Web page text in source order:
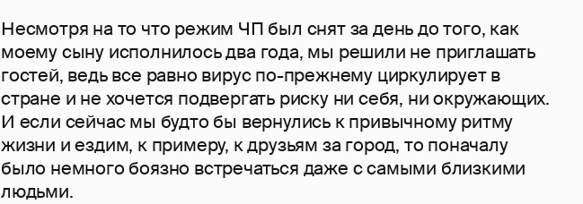
Несмотря на то что режим ЧП был снят за день до того, как
моему сыну исполнилось два года, мы решили не приглашать
гостей, ведь все равно вирус по-прежнему циркулирует в
стране и не хочется подвергать риску ни себя, ни окружающих.
И если сейчас мы будто бы вернулись к привычному ритму
жизни и ездим, к примеру, к друзьям за город, то поначалу
было немного боязно встречаться даже с самыми близкими
людьми.